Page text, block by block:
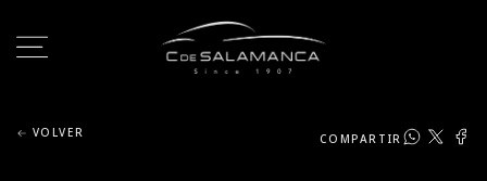
VOLVER COMPARTIR